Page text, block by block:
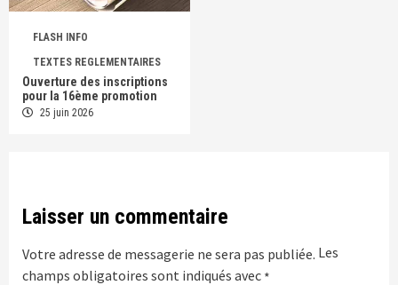
FLASH INFO
TEXTES REGLEMENTAIRES
Ouverture des inscriptions
pour la 16ème promotion
25 juin 2026
Laisser un commentaire
Votre adresse de messagerie ne sera pas publiée. Les
champs obligatoires sont indiqués avec *